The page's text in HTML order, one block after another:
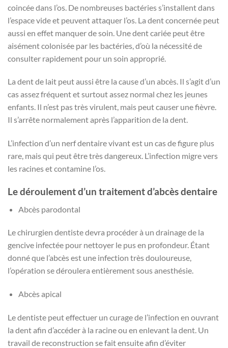
coincée dans l’os. De nombreuses bactéries s’installent dans
l’espace vide et peuvent attaquer l’os. La dent concernée peut
aussi en effet manquer de soin. Une dent cariée peut être
aisément colonisée par les bactéries, d’où la nécessité de
consulter rapidement pour un soin approprié.
La dent de lait peut aussi être la cause d’un abcès. Il s’agit d’un
cas assez fréquent et surtout assez normal chez les jeunes
enfants. Il n’est pas très virulent, mais peut causer une fièvre.
Il s’arrête normalement après l’apparition de la dent.
L’infection d’un nerf dentaire vivant est un cas de figure plus
rare, mais qui peut être très dangereux. L’infection migre vers
les racines et contamine l’os.
Le déroulement d’un traitement d’abcès dentaire
Abcès parodontal
Le chirurgien dentiste devra procéder à un drainage de la
gencive infectée pour nettoyer le pus en profondeur. Étant
donné que l’abcès est une infection très douloureuse,
l’opération se déroulera entièrement sous anesthésie.
Abcès apical
Le dentiste peut effectuer un curage de l’infection en ouvrant
la dent afin d’accéder à la racine ou en enlevant la dent. Un
travail de reconstruction se fait ensuite afin d’éviter